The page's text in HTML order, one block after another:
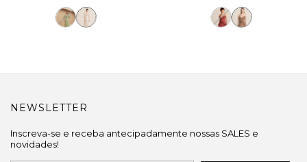
NEWSLETTER
Inscreva-se e receba antecipadamente nossas SALES e
novidades!